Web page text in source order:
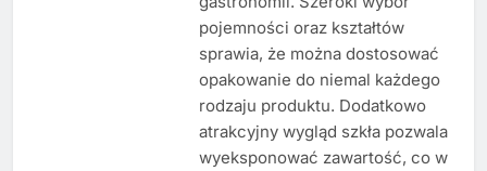
pojemności oraz kształtów
sprawia, że można dostosować
opakowanie do niemal każdego
rodzaju produktu. Dodatkowo
atrakcyjny wygląd szkła pozwala
wyeksponować zawartość, co w